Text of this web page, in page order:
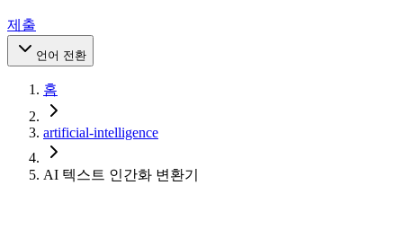
제출
언어 전환
홈
artificial-intelligence
AI 텍스트 인간화 변환기